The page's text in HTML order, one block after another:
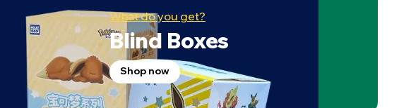
What do you get?
Blind Boxes
Shop now